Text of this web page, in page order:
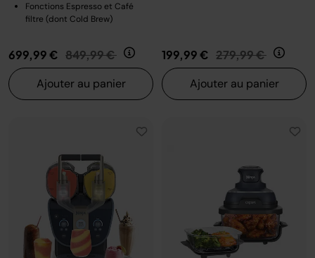
Fonctions Espresso et Café
filtre (dont Cold Brew)
699,99 € Prix réduit de
849,99 € au
Ajouter au panier
199,99 € Prix réduit de
279,99 € au
Ajouter au panier